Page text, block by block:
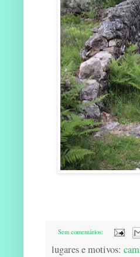
Sem comentários:
lugares e motivos: